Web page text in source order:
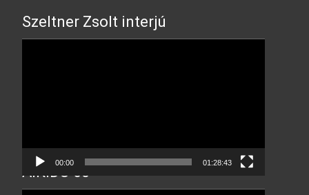
Szeltner Zsolt interjú
00:00 01:28:43
AIKIDO 60